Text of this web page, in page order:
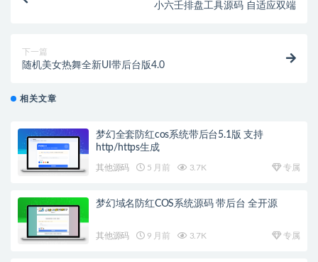
小六壬排盘工具源码 自适应双端
下一篇
随机美女热舞全新UI带后台版4.0
相关文章
梦幻全套防红cos系统带后台5.1版 支持
http/https生成
其他源码 5 月前 3.7K 专属
梦幻域名防红COS系统源码 带后台 全开源
其他源码 9 月前 3.7K 专属